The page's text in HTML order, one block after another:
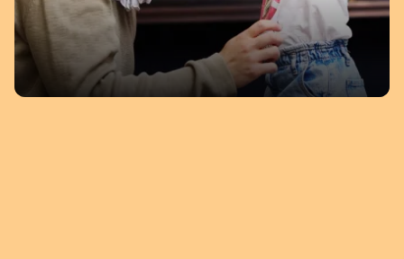
Annie Oud-Dinaux
Wishing on a